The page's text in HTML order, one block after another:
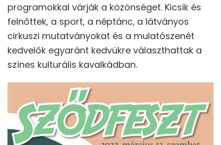
programokkal várják a közönséget. Kicsik és
felnőttek, a sport, a néptánc, a látványos
cirkuszi mutatványokat és a mulatószenét
kedvelők egyaránt kedvükre választhattak a
színes kulturális kavalkádban.